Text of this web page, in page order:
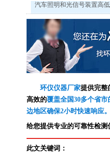
汽车照明和光信号装置高
环仪仪器厂家提供完整
高效的覆盖全国30多个省
边地区确保2小时快速响应
给您提供专业的可靠性检测
此文关键词：